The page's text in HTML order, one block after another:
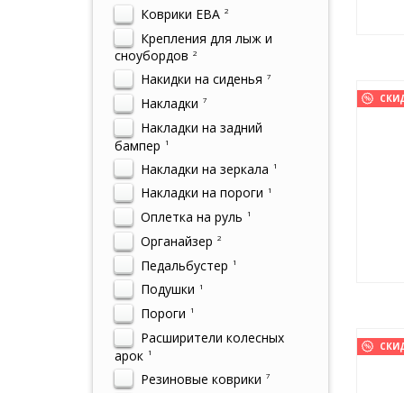
Коврики ЕВА 2
Крепления для лыж и
сноубордов 2
Накидки на сиденья 7
Накладки 7
Накладки на задний
бампер
1
Накладки на зеркала 1
Накладки на пороги 1
Оплетка на руль 1
Органайзер 2
Педальбустер 1
Подушки 1
Пороги 1
Расширители колесных
арок 1
Резиновые коврики 7